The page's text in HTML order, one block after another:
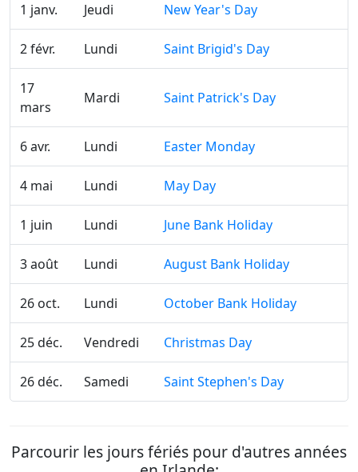
1 janv. Jeudi New Year's Day
2 févr. Lundi Saint Brigid's Day
17
mars
Mardi Saint Patrick's Day
6 avr. Lundi Easter Monday
4 mai Lundi May Day
1 juin Lundi June Bank Holiday
3 août Lundi August Bank Holiday
26 oct. Lundi October Bank Holiday
25 déc. Vendredi Christmas Day
26 déc. Samedi Saint Stephen's Day
Parcourir les jours fériés pour d'autres années